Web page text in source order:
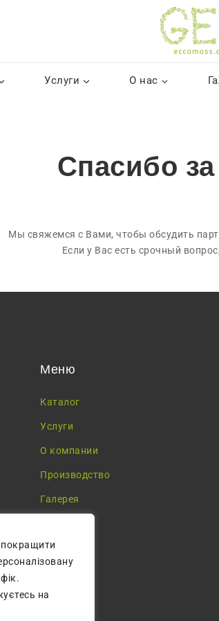
на
Услуги О нас
Спасибо
Мы свяжемся с Вами, чтобы обсудить
Если у Вас есть срочный
Меню
Каталог
Услуги
О компании
Производство
Галерея